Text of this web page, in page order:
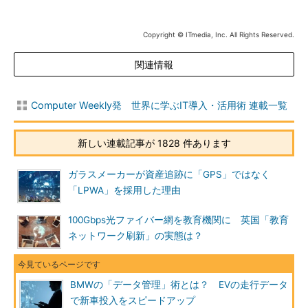
Copyright © ITmedia, Inc. All Rights Reserved.
関連情報
Computer Weekly発 世界に学ぶIT導入・活用術 連載一覧
新しい連載記事が 1828 件あります
ガラスメーカーが資産追跡に「GPS」ではなく
「LPWA」を採用した理由
100Gbps光ファイバー網を教育機関に 英国「教育
ネットワーク刷新」の実態は？
BMWの「データ管理」術とは？ EVの走行データ
で新車投入をスピードアップ